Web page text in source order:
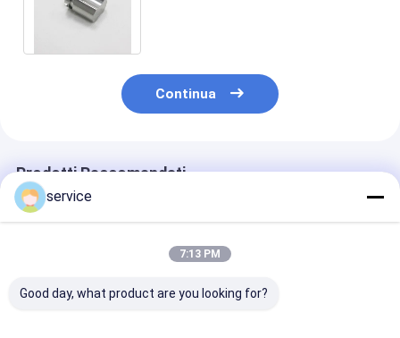
Continua
Prodotti Raccomandati
service
7:13 PM
Good day, what product are you looking for?